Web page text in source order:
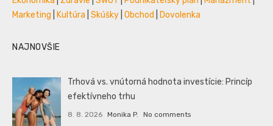
Marketing
Kultúra Skúšky Obchod Dovolenka
NAJNOVŠIE
Trhová vs. vnútorná hodnota investície: Princíp
efektívneho trhu
8. 8. 2026 Monika P. No comments